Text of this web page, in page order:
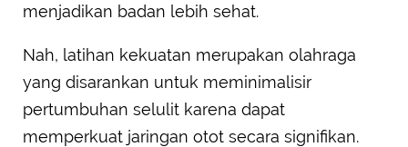
menjadikan badan lebih sehat.
Nah, latihan kekuatan merupakan olahraga
yang disarankan untuk meminimalisir
pertumbuhan selulit karena dapat
memperkuat jaringan otot secara signifikan.